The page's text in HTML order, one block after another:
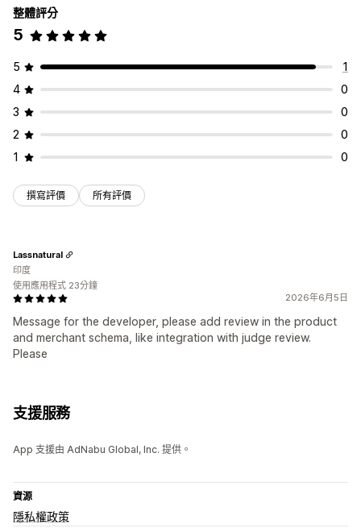
搜尋引擎最佳化 (SEO) 分數
整體評分
5
5
1
4
0
3
0
2
0
1
0
撰寫評價 所有評價
2026年6月5日
Message for the developer, please add review in the product
and merchant schema, like integration with judge review.
Please
Lassnatural
印度
使用應用程式 23分鐘
支援服務
App 支援由 AdNabu Global, Inc. 提供。
資源
隱私權政策